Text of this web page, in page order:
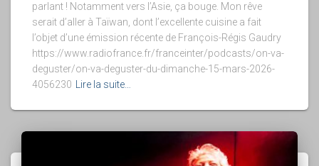
parlant ! Notamment vers l’Asie, ça bouge. Mon rêve
serait d’aller à Taïwan, dont l’excellente cuisine a fait
l’objet d’une émission récente de François-Régis Gaudry
https://www.radiofrance.fr/franceinter/podcasts/on-va-
deguster/on-va-deguster-du-dimanche-15-mars-2026-
4056230
Lire la suite…